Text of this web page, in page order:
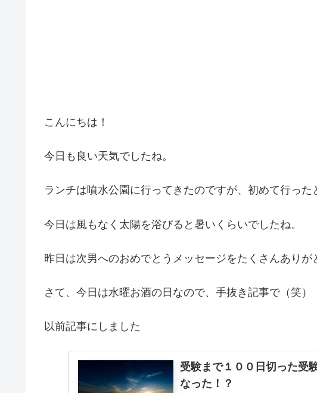
こんにちは！
今日も良い天気でしたね。
ランチは噴水公園に行ってきたのですが、初めて行った
今日は風もなく太陽を浴びると暑いくらいでしたね。
昨日は次男へのおめでとうメッセージをたくさんありが
さて、今日は水曜お酒の日なので、手抜き記事で（笑）
以前記事にしました
受験まで１００日切った受
なった！？